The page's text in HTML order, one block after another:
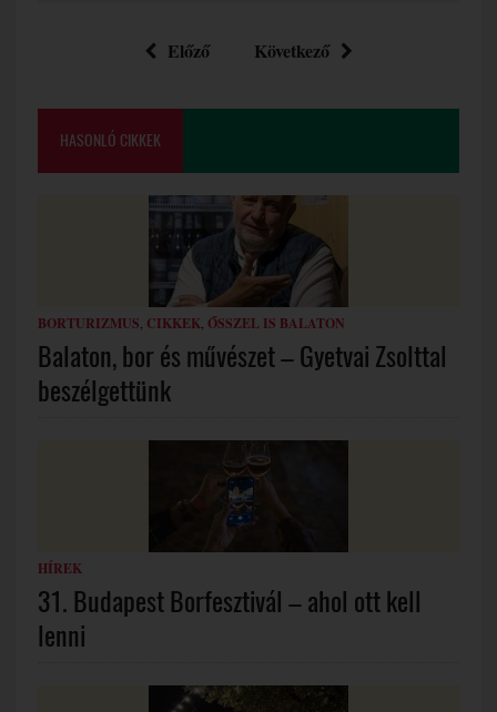
Előző Következő
HASONLÓ CIKKEK
BORTURIZMUS CIKKEK ŐSSZEL IS BALATON
Balaton, bor és művészet – Gyetvai Zsolttal
beszélgettünk
HÍREK
31. Budapest Borfesztivál – ahol ott kell
lenni